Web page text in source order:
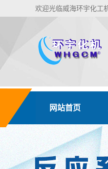
欢迎光临威海环宇化工
网站首页